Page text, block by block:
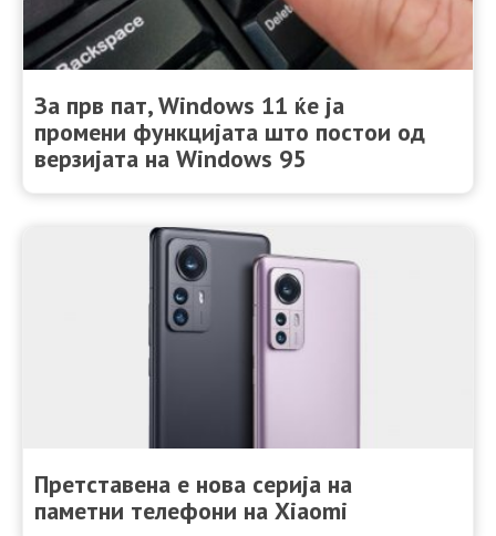
За прв пат, Windows 11 ќе ја
промени функцијата што постои од
верзијата на Windows 95
Претставена е нова серија на
паметни телефони на Xiaomi